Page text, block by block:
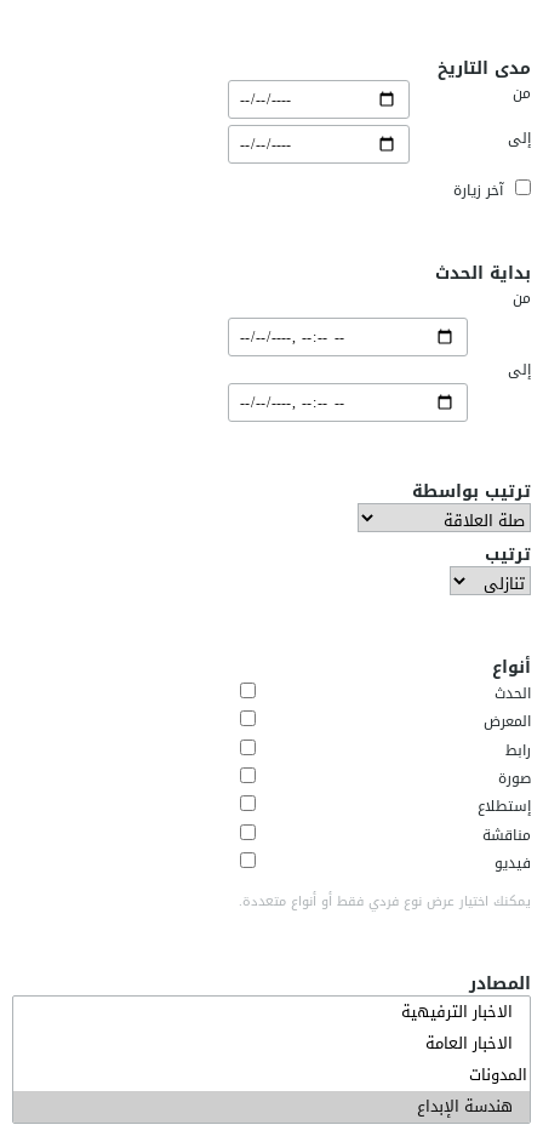
مدى التاريخ
من
إلى
آخر زيارة
بداية الحدث
من
إلى
ترتيب بواسطة
ترتيب
أنواع
الحدث
المعرض
رابط
صورة
إستطلاع
مناقشة
فيديو
يمكنك اختيار عرض نوع فردي فقط أو أنواع متعددة.
المصادر